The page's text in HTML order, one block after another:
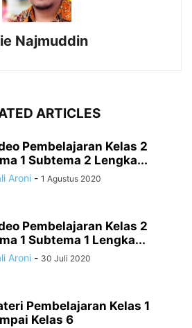
Najmuddin
ARTICLES
Pembelajaran Kelas 2
1 Subtema 2 Lengka...
Aroni - 1 Agustus 2020
Pembelajaran Kelas 2
1 Subtema 1 Lengka...
Aroni - 30 Juli 2020
Pembelajaran Kelas 1
Kelas 6